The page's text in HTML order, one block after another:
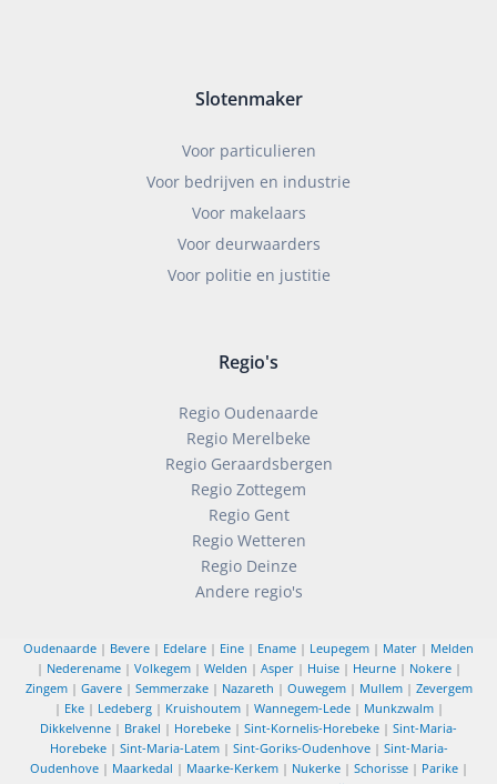
Slotenmaker
Voor particulieren
Voor bedrijven en industrie
Voor makelaars
Voor deurwaarders
Voor politie en justitie
Regio's
Regio Oudenaarde
Regio Merelbeke
Regio Geraardsbergen
Regio Zottegem
Regio Gent
Regio Wetteren
Regio Deinze
Andere regio's
Oudenaarde | Bevere | Edelare | Eine | Ename | Leupegem | Mater | Melden
| Nederename| Volkegem| Welden | Asper| Huise| Heurne| Nokere|
Zingem| Gavere| Semmerzake| Nazareth | Ouwegem| Mullem| Zevergem
| Eke| Ledeberg| Kruishoutem| Wannegem-Lede| Munkzwalm|
Dikkelvenne | Brakel | Horebeke | Sint-Kornelis-Horebeke | Sint-Maria-
Horebeke| Sint-Maria-Latem| Sint-Goriks-Oudenhove| Sint-Maria-
Oudenhove| Maarkedal | Maarke-Kerkem| Nukerke| Schorisse| Parike|